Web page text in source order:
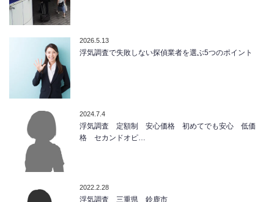
2026.5.13
浮気調査で失敗しない探偵業者を選ぶ5つのポイント
2024.7.4
浮気調査 定額制 安心価格 初めてでも安心 低価
格 セカンドオピ…
2022.2.28
浮気調査 三重県 鈴鹿市